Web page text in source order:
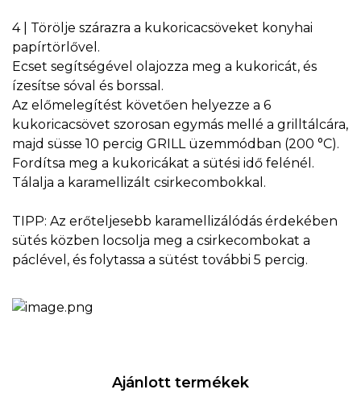
4 | Törölje szárazra a kukoricacsöveket konyhai
papírtörlővel.
Ecset segítségével olajozza meg a kukoricát, és
ízesítse sóval és borssal.
Az előmelegítést követően helyezze a 6
kukoricacsövet szorosan egymás mellé a grilltálcára,
majd süsse 10 percig GRILL üzemmódban (200 °C).
Fordítsa meg a kukoricákat a sütési idő felénél.
Tálalja a karamellizált csirkecombokkal.
TIPP: Az erőteljesebb karamellizálódás érdekében
sütés közben locsolja meg a csirkecombokat a
páclével, és folytassa a sütést további 5 percig.
Ajánlott termékek